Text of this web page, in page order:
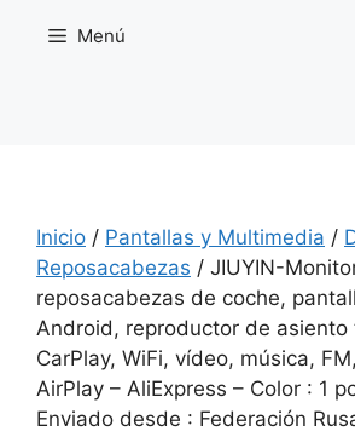
Menú
Inicio / Pantallas y Multimedia /
Reposacabezas / JIUYIN-
reposacabezas de coche,
Android, reproductor de asiento
CarPlay, WiFi, vídeo, música,
AirPlay – AliExpress – Color : 1
Enviado desde : Federación